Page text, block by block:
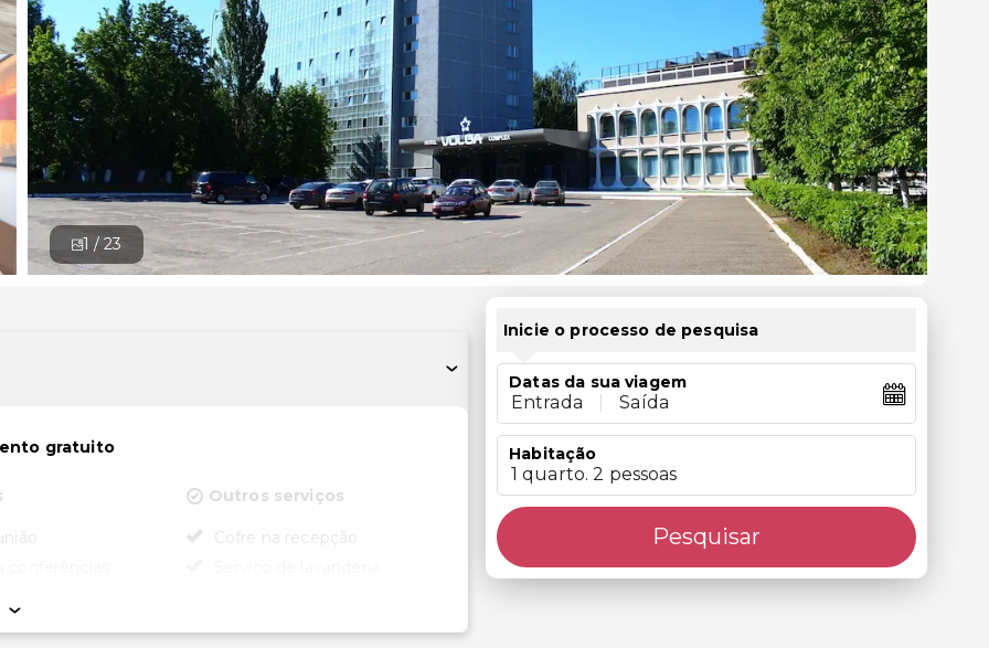
1 /23
gratuito
Outros serviços
Cofre na recepção
Inicie o processo de pesquisa
Datas da sua viagem
Entrada Saída
Habitação
1 quarto. 2 pessoas
Pesquisar